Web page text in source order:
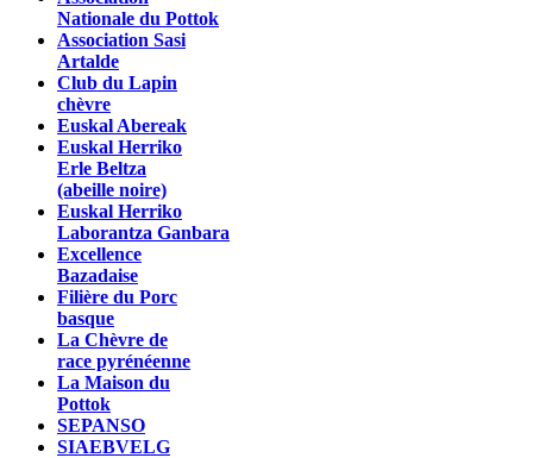
Nationale du Pottok
Association Sasi
Artalde
Club du Lapin
chèvre
Euskal Abereak
Euskal Herriko
Erle Beltza
(abeille noire)
Euskal Herriko
Laborantza Ganbara
Excellence
Bazadaise
Filière du Porc
basque
La Chèvre de
race pyrénéenne
La Maison du
Pottok
SEPANSO
SIAEBVELG